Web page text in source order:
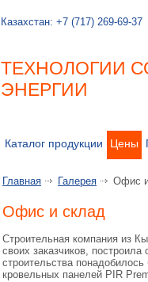
Казахстан: +7 (717) 269-69-37
ТЕХНОЛОГИИ
ЭНЕРГИИ
Каталог продукции Цены
Главная Галерея Офис
Офис и склад
Строительная компания из
своих заказчиков,
строительства
кровельных панелей PIR